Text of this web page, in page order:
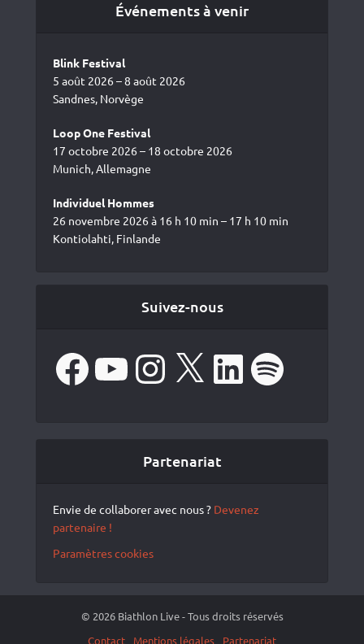
Événements à venir
Blink Festival
5 août 2026 – 8 août 2026
Sandnes, Norvège
Loop One Festival
17 octobre 2026 – 18 octobre 2026
Munich, Allemagne
Individuel Hommes
26 novembre 2026 à 16 h 10 min – 17 h 10 min
Kontiolahti, Finlande
Suivez-nous
FacebookYouTube Instagram LinkedIn Spotify
Partenariat
Envie de collaborer avec nous ? Devenez
partenaire !
Paramètres cookies
© 2026 Biathlon Live - Tous droits réservés
Contact
Mentions légales Partenariat